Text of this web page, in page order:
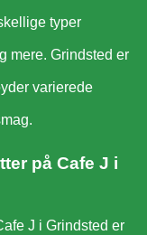
typer
mere. Grindsted er
varierede
på Cafe J i
J i Grindsted er